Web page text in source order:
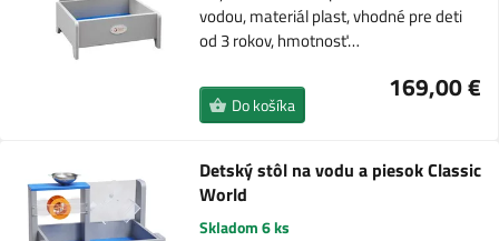
vodou, materiál plast, vhodné pre deti
od 3 rokov, hmotnosť…
169,00 €
Do košíka
Detský stôl na vodu a piesok Classic
World
Skladom 6 ks